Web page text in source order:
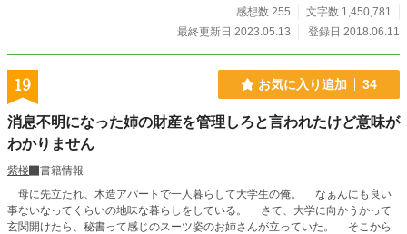
語が、今始まる！ 「いや、俺はあの最低女神に直で文句を言
いたいだけなんだが……」 ==========================
感想数 255
文字数 1,450,781
最終更新日 2023.05.13
登録日 2018.06.11
19 お気に入り追加 34
消息不明になった姉の財産を管理しろと言われたけど意味が
わかりません
紫楼
書籍情報
母に先立たれ、木造アパートで一人暮らして大学生の俺。 なぁんにも良い
事ないなってくらいの地味な暮らしをしている。 さて、大学に向かうかって
玄関開けたら、秘書って感じのスーツ姿のお姉さんが立っていた。 そこから